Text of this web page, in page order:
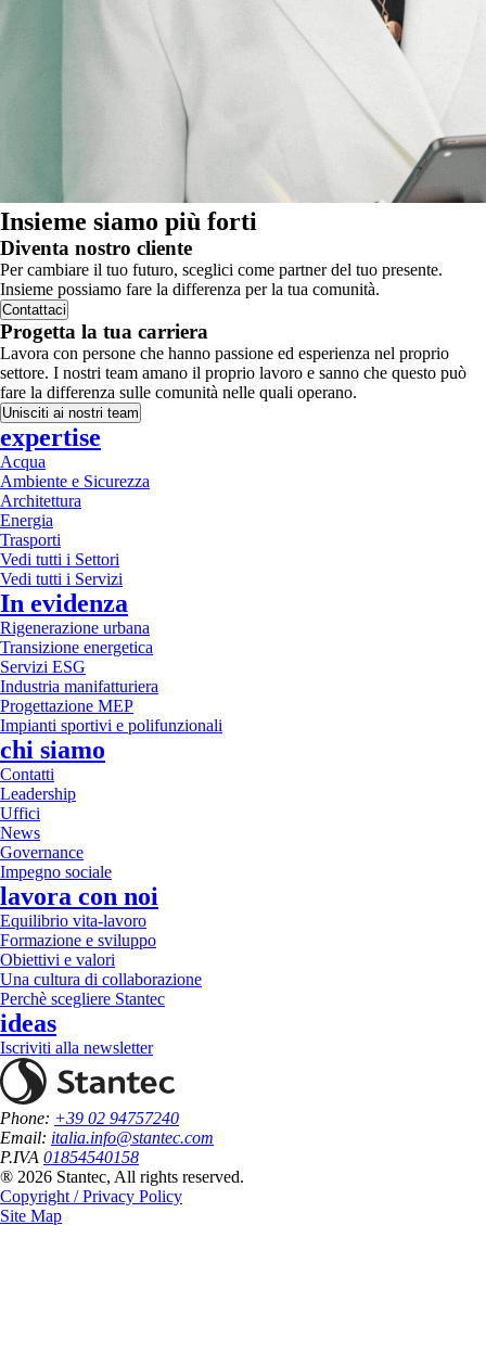
Insieme siamo più forti
Diventa nostro cliente
Per cambiare il tuo futuro, sceglici come partner del tuo presente.
Insieme possiamo fare la differenza per la tua comunità.
Contattaci
Progetta la tua carriera
Lavora con persone che hanno passione ed esperienza nel proprio
settore. I nostri team amano il proprio lavoro e sanno che questo può
fare la differenza sulle comunità nelle quali operano.
Unisciti ai nostri team
expertise
Acqua
Ambiente e Sicurezza
Architettura
Energia
Trasporti
Vedi tutti i Settori
Vedi tutti i Servizi
In evidenza
Rigenerazione urbana
Transizione energetica
Servizi ESG
Industria manifatturiera
Progettazione MEP
Impianti sportivi e polifunzionali
chi siamo
Contatti
Leadership
Uffici
News
Governance
Impegno sociale
lavora con noi
Equilibrio vita-lavoro
Formazione e sviluppo
Obiettivi e valori
Una cultura di collaborazione
Perchè scegliere Stantec
ideas
Iscriviti alla newsletter
Phone: +39 02 94757240
Email: italia.info@stantec.com
P.IVA 01854540158
® 2026 Stantec, All rights reserved.
Copyright / Privacy Policy
Site Map